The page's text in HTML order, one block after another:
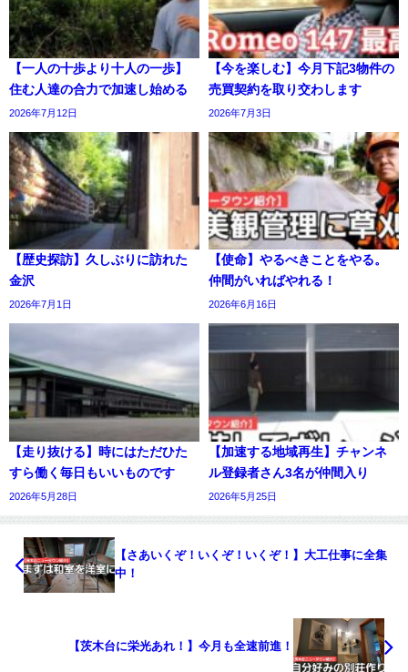
【一人の十歩より十人の一歩】
住む人達の合力で加速し始める
2026年7月12日
【今を楽しむ】今月下記3物件の
売買契約を取り交わします
2026年7月3日
【歴史探訪】久しぶりに訪れた
金沢
2026年7月1日
【使命】やるべきことをやる。
仲間がいればやれる！
2026年6月16日
【走り抜ける】時にはただひた
すら働く毎日もいいものです
2026年5月28日
【加速する地域再生】チャンネ
ル登録者さん3名が仲間入り
2026年5月25日
【さあいくぞ！いくぞ！いくぞ！】大工仕事に全集
中！
【茨木台に栄光あれ！】今月も全速前進！